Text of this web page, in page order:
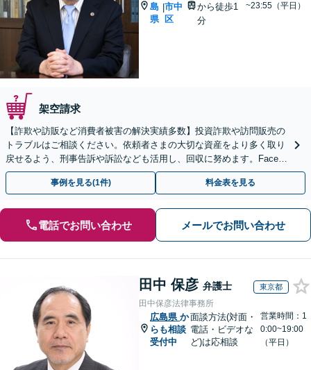
島
県
|市中
区
から徒歩1
分
~23:55（平日）
架空請求
【詐欺や訪販など消費者被害の解決実績多数】投資詐欺や訪問販売の
トラブルはご相談ください。依頼者さまの大切な資産をより多く取り
戻せるよう、刑事告訴や訴訟なども活用し、回収に努めます。Facebo
okやLINEを利用した詐欺もご相談ください
事例を見る(1件) 料金表を見る
電話でお問い合わせ メールでお問い合わせ
田中 保彦 弁護士 東京都
田中保彦法律事務所
広島県 か
らも相談
受付中
面談方法(対面・
電話・ビデオな
ど)は応相談
営業時間：1
0:00~19:00
（平日）